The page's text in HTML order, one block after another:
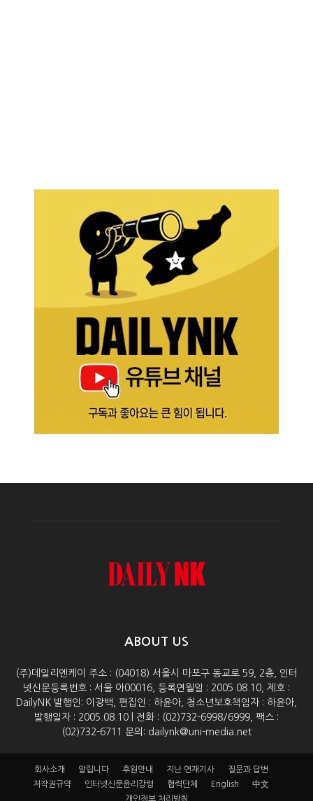
ABOUT US
(주)데일리엔케이 주소 : (04018) 서울시 마포구 동교로 59, 2층, 인터
넷신문등록번호 : 서울 아00016, 등록연월일 : 2005.08.10, 제호 :
DailyNK 발행인: 이광백, 편집인 : 하윤아, 청소년보호책임자 : 하윤아,
발행일자 : 2005.08.10 | 전화 : (02)732-6998/6999, 팩스 :
(02)732-6711 문의: dailynk@uni-media.net
회사소개 알립니다 후원안내 지난 연재기사
질문과 답변
저작권규약
인터넷신문윤리강령 협력단체 English
中文
개인정보 처리방침